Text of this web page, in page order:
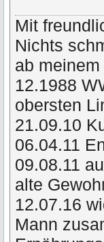
Mit
Nichts
ab
12.1988
obersten
21.09.10
06.04.11
09.08.11
alte
12.07.16
Mann